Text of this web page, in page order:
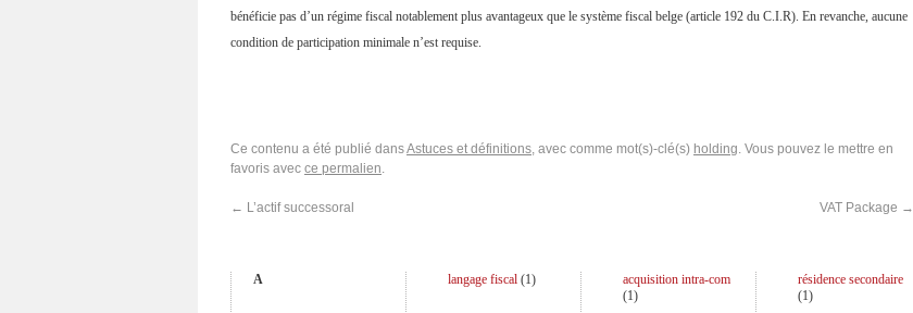
bénéficie pas d’un régime fiscal notablement plus avantageux que le système fiscal belge (article 192 du C.I.R). En revanche, aucune
condition de participation minimale n’est requise.
Ce contenu a été publié dansAstuces et définitions, avec comme mot(s)-clé(s) holding. Vous pouvez le mettre en
favoris avec ce permalien.
← L’actif successoral VAT Package →
A langage fiscal(1)
acquisition intra-com
(1)
résidence secondaire
(1)